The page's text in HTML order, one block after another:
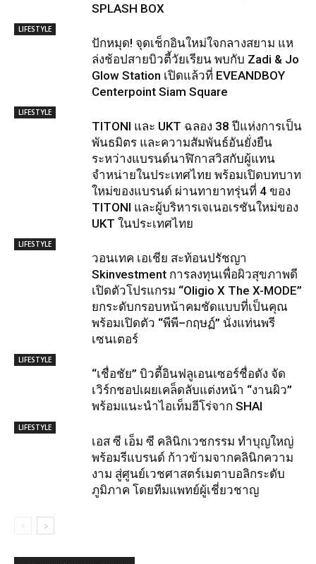
SPLASH BOX
LIFESTYLE
ปักหมุด! จุดเช็กอินใหม่ใจกลางสยาม แห
ล่งช้อปสายบิวตี้วัยเรียน พบกับ Zadi & Jo
Glow Station เปิดแล้วที่ EVEANDBOY
Centerpoint Siam Square
LIFESTYLE
TITONI และ UKT ฉลอง 38 ปีแห่งการเป็น
พันธมิตร และความสัมพันธ์อันยั่งยืน
ระหว่างแบรนด์นาฬิกาสวิสกับผู้แทน
จำหน่ายในประเทศไทย พร้อมเปิดบทบาท
ใหม่ของแบรนด์ ผ่านทายาทรุ่นที่ 4 ของ
TITONI และผู้บริหารเจเนอเรชันใหม่ของ
UKT ในประเทศไทย
LIFESTYLE
วอนเทค เอเชีย สะท้อนปรัชญา
Skinvestment การลงทุนเพื่อผิวสุขภาพดี
เปิดตัวโปรแกรม “Oligio X The X-MODE”
ยกระดับกรอบหน้าคมชัดแบบที่เป็นคุณ
พร้อมเปิดตัว “พีพี–กฤษฏ์” นั่งแท่นพรี
เซนเตอร์
LIFESTYLE
“เชื่อชัย” บิวตี้อินฟลูเอนเซอร์ชื่อดัง จัด
เวิร์กชอปเผยเคล็ดลับแต่งหน้า “งานผิว”
พร้อมแนะนำไอเท็มฮีโร่จาก SHAI
LIFESTYLE
เอส ซี เอ็ม ซี คลินิกเวชกรรม ทำบุญใหญ่
พร้อมรีแบรนด์ ก้าวข้ามจากคลินิกความ
งาม สู่ศูนย์เวชศาสตร์เมตาบอลิกระดับ
ภูมิภาค โดยทีมแพทย์ผู้เชี่ยวชาญ